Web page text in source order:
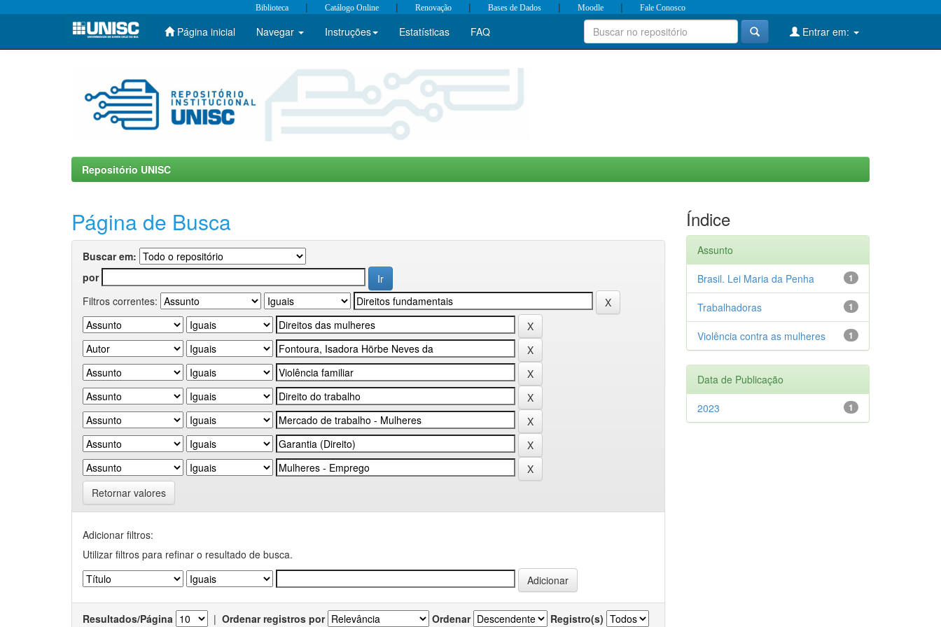
Skip
Biblioteca | Catálogo Online | Renovação | Bases de Dados | Moodle | Fale Conosco
Página inicial Navegar Instruções Estatísticas FAQ Entrar em:
Repositório UNISC
Página de Busca
Buscar em:
por
Filtros correntes:
Retornar valores
Adicionar filtros:
Utilizar filtros para refinar o resultado de busca.
Resultados/Página | Ordenar registros por Ordenar Registro(s)
Índice
Assunto
1
Brasil. Lei Maria da Penha
1
Trabalhadoras
1
Violência contra as mulheres
Data de Publicação
1
2023